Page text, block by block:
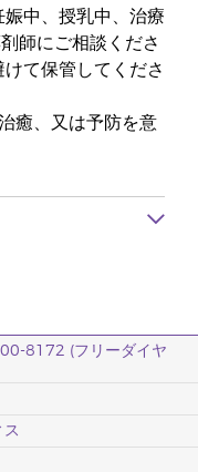
中、授乳中、治療
師にご相談くださ
て保管してくださ
癒、又は予防を意
8172 (フリーダイヤ
ス